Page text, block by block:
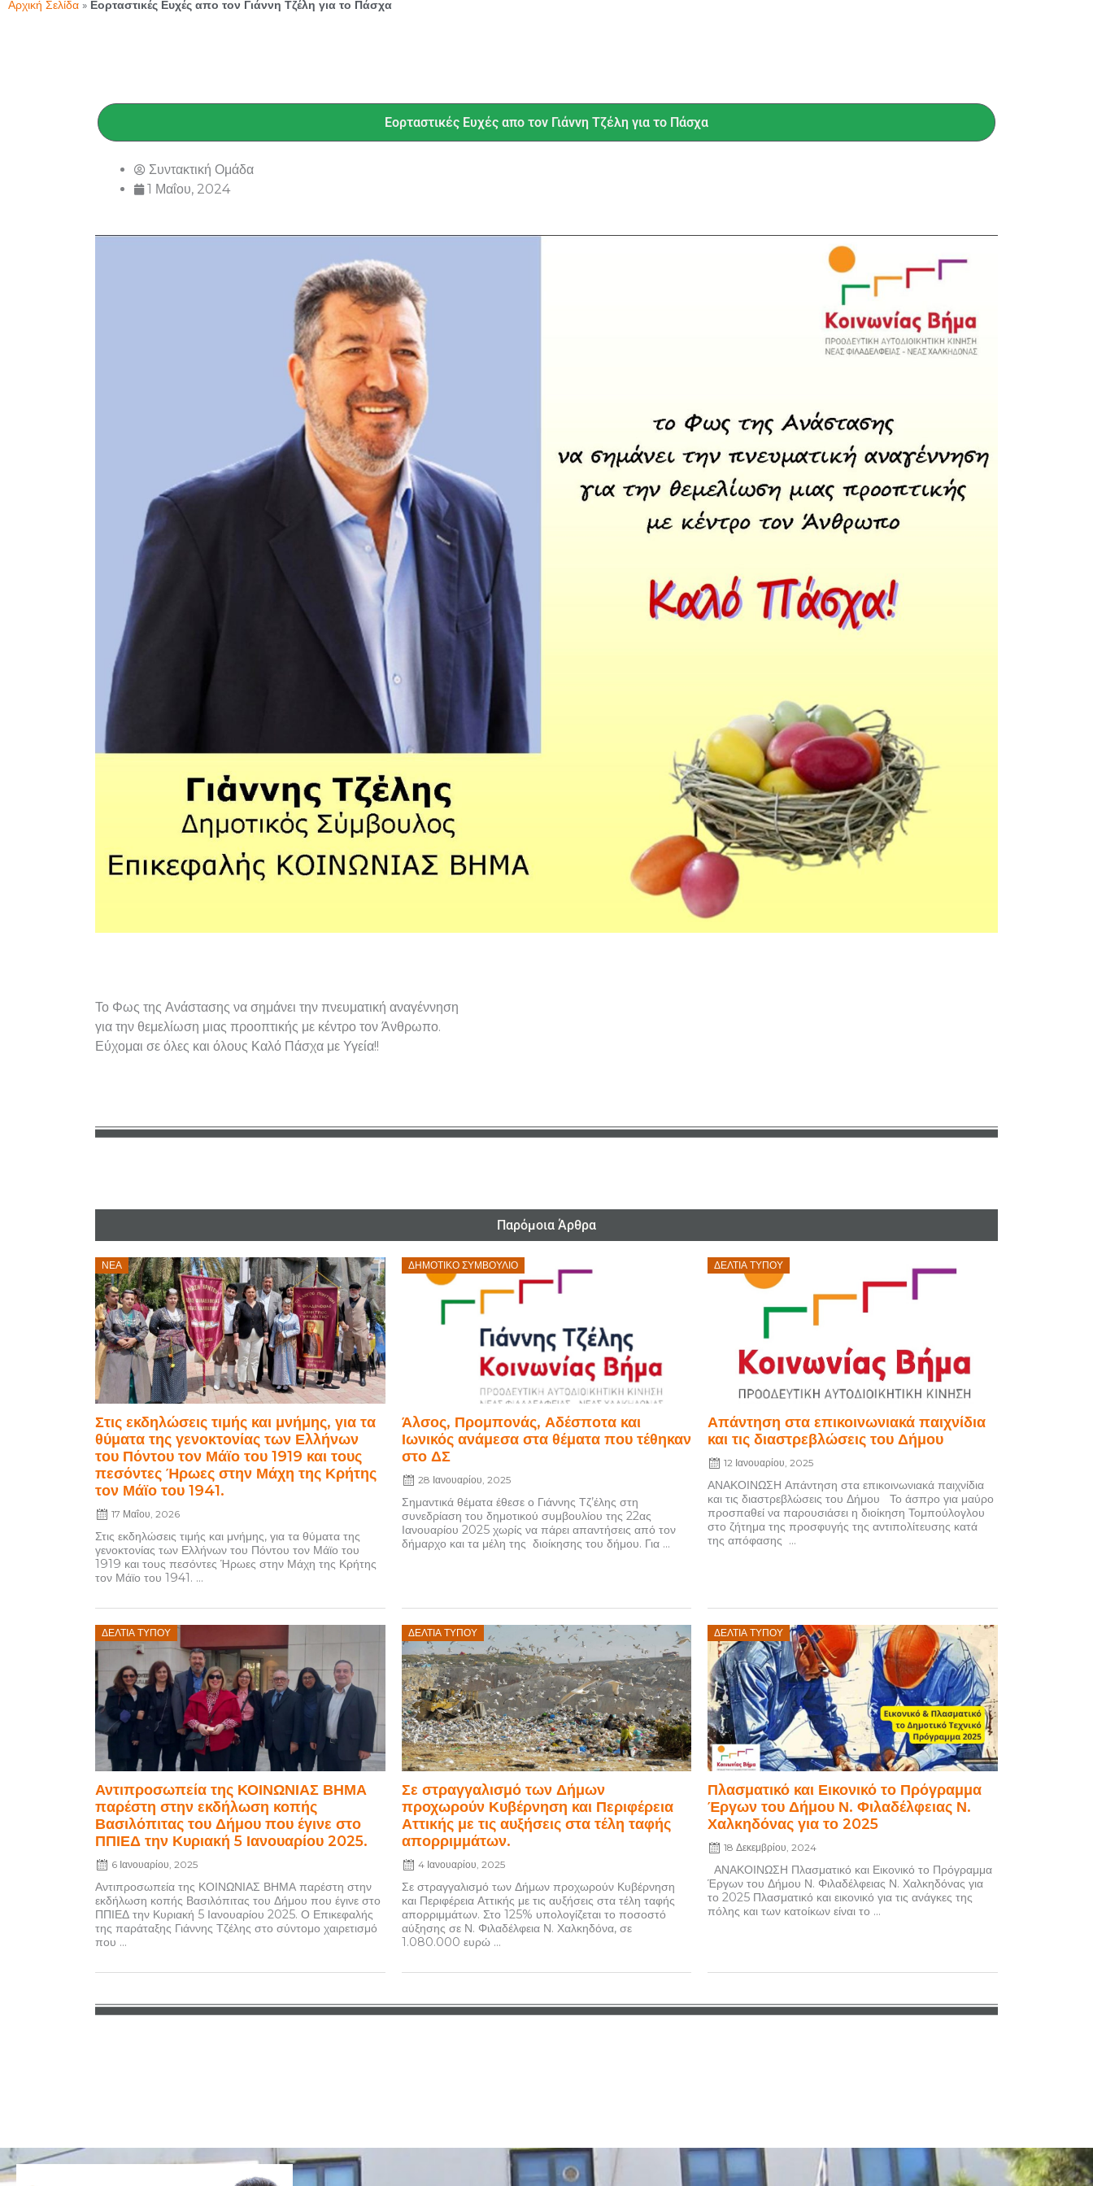
Αρχική Σελίδα » Εορταστικές Ευχές απο τον Γιάννη Τζέλη για το Πάσχα
Εορταστικές Ευχές απο τον Γιάννη Τζέλη για το Πάσχα
Συντακτική Ομάδα
1 Μαΐου, 2024
Το Φως της Ανάστασης να σημάνει την πνευματική αναγέννηση
για την θεμελίωση μιας προοπτικής με κέντρο τον Άνθρωπο.
Εύχομαι σε όλες και όλους Καλό Πάσχα με Υγεία!!
Παρόμοια Άρθρα
ΝΈΑ
Στις εκδηλώσεις τιμής και μνήμης, για τα
θύματα της γενοκτονίας των Ελλήνων
του Πόντου τον Μάϊο του 1919 και τους
πεσόντες Ήρωες στην Μάχη της Κρήτης
τον Μάϊο του 1941.
Posted
on
17 Μαΐου, 2026
Στις εκδηλώσεις τιμής και μνήμης, για τα θύματα της
γενοκτονίας των Ελλήνων του Πόντου τον Μάϊο του
1919 και τους πεσόντες Ήρωες στην Μάχη της Κρήτης
τον Μάϊο του 1941. ...
ΔΗΜΟΤΙΚΟ ΣΥΜΒΟΥΛΙΟ
Άλσος, Προμπονάς, Αδέσποτα και
Ιωνικός ανάμεσα στα θέματα που τέθηκαν
στο ΔΣ
Posted
on
28 Ιανουαρίου, 2025
Σημαντικά θέματα έθεσε ο Γιάννης Τζ’έλης στη
συνεδρίαση του δημοτικού συμβουλίου της 22ας
Ιανουαρίου 2025 χωρίς να πάρει απαντήσεις από τον
δήμαρχο και τα μέλη της διοίκησης του δήμου. Για ...
ΔΕΛΤΊΑ ΤΎΠΟΥ
Απάντηση στα επικοινωνιακά παιχνίδια
και τις διαστρεβλώσεις του Δήμου
Posted
12 Ιανουαρίου, 2025
ΑΝΑΚΟΙΝΩΣΗ Απάντηση στα επικοινωνιακά παιχνίδια
και τις διαστρεβλώσεις του Δήμου Το άσπρο για μαύρο
προσπαθεί να παρουσιάσει η διοίκηση Τομπούλογλου
στο ζήτημα της προσφυγής της αντιπολίτευσης κατά
της απόφασης ...
ΔΕΛΤΊΑ ΤΎΠΟΥ
Αντιπροσωπεία της ΚΟΙΝΩΝΙΑΣ ΒΗΜΑ
παρέστη στην εκδήλωση κοπής
Βασιλόπιτας του Δήμου που έγινε στο
ΠΠΙΕΔ την Κυριακή 5 Ιανουαρίου 2025.
Posted
6 Ιανουαρίου, 2025
Αντιπροσωπεία της ΚΟΙΝΩΝΙΑΣ ΒΗΜΑ παρέστη στην
εκδήλωση κοπής Βασιλόπιτας του Δήμου που έγινε στο
ΠΠΙΕΔ την Κυριακή 5 Ιανουαρίου 2025. Ο Επικεφαλής
της παράταξης Γιάννης Τζέλης στο σύντομο χαιρετισμό
που ...
ΔΕΛΤΊΑ ΤΎΠΟΥ
Σε στραγγαλισμό των Δήμων
προχωρούν Κυβέρνηση και Περιφέρεια
Αττικής με τις αυξήσεις στα τέλη ταφής
απορριμμάτων.
Posted
on
4 Ιανουαρίου, 2025
Σε στραγγαλισμό των Δήμων προχωρούν Κυβέρνηση
και Περιφέρεια Αττικής με τις αυξήσεις στα τέλη ταφής
απορριμμάτων. Στο 125% υπολογίζεται το ποσοστό
αύξησης σε Ν. Φιλαδέλφεια Ν. Χαλκηδόνα, σε
1.080.000 ευρώ ...
ΔΕΛΤΊΑ ΤΎΠΟΥ
Πλασματικό και Εικονικό το Πρόγραμμα
Έργων του Δήμου Ν. Φιλαδέλφειας Ν.
Χαλκηδόνας για το 2025
Posted
on
18 Δεκεμβρίου, 2024
ΑΝΑΚΟΙΝΩΣΗ Πλασματικό και Εικονικό το Πρόγραμμα
Έργων του Δήμου Ν. Φιλαδέλφειας Ν. Χαλκηδόνας για
το 2025 Πλασματικό και εικονικό για τις ανάγκες της
πόλης και των κατοίκων είναι το ...